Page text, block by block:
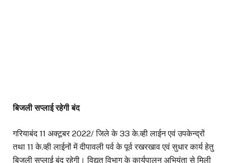
बिजली सप्लाई रहेगी बंद
गरियाबंद 11 अक्टूबर 2022/ जिले के 33 के.व्ही लाईन एवं उपकेन्द्रों
तथा 11 के.व्ही लाईनों में दीपावली पर्व के पूर्व रखरखाव एवं सुधार कार्य हेतु
बिजली सप्लाई बंद रहेगी। विद्युत विभाग के कार्यपालन अभियंता से मिली